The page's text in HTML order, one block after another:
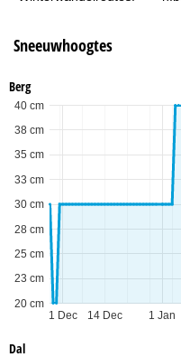
Sneeuwhoogtes
Berg
1 Dec 1 Jan
14 Dec
20 cm
23 cm
25 cm
28 cm
30 cm
33 cm
35 cm
38 cm
40 cm
Dal